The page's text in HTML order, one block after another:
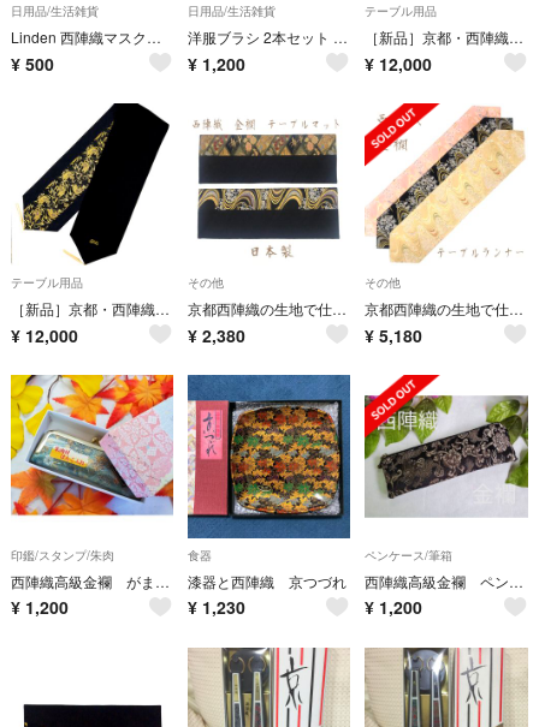
日用品/生活雑貨
Linden 西陣織マスク 布マスク
¥ 500
日用品/生活雑貨
洋服ブラシ 2本セット 錦扇 CLOTH BRUSH Kinsen 高級西陣織
¥ 1,200
テーブル用品
［新品］京都・西陣織の生地で仕立てた和柄のお洒落なテーブルランナー 敷物
¥ 12,000
テーブル用品
［新品］京都・西陣織の生地で仕立てた和柄のお洒落なテーブルランナー 敷物
¥ 12,000
その他
京都西陣織の生地で仕立てた和柄のテーブルマット ご購入の際に柄のご指定ください
¥ 2,380
その他
京都西陣織の生地で仕立てた和柄のテーブルランナー ご購入の際に柄のご指定ください
¥ 5,180
印鑑/スタンプ/朱肉
西陣織高級金襴 がま口印鑑ケース 朱肉付き C
¥ 1,200
食器
漆器と西陣織 京つづれ
¥ 1,230
ペンケース/筆箱
西陣織高級金襴 ペンケース 龍 黒/グレー W-033
¥ 1,200